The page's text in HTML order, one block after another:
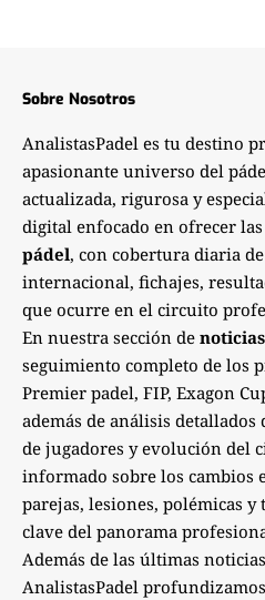
Sobre Nosotros
AnalistasPadel es tu destino
apasionante universo del
actualizada, rigurosa y
digital enfocado en ofrecer
pádel, con cobertura diaria
internacional, fichajes,
que ocurre en el circuito
En nuestra sección de
seguimiento completo de los
Premier padel, FIP, Exagon
además de análisis
de jugadores y evolución del
informado sobre los cambios
parejas, lesiones, polémicas
clave del panorama
Además de las últimas
AnalistasPadel